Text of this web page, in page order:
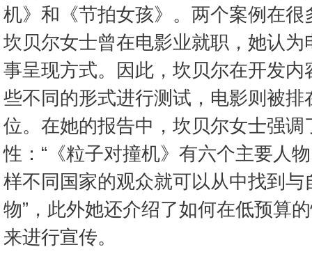
机》和《节拍女孩》。两个案例在
坎贝尔女士曾在电影业就职，她认为
事呈现方式。因此，坎贝尔在开发
些不同的形式进行测试，电影则被排
位。在她的报告中，坎贝尔女士强调
性：“《粒子对撞机》有六个主要人
样不同国家的观众就可以从中找到
物”，此外她还介绍了如何在低预算
来进行宣传。